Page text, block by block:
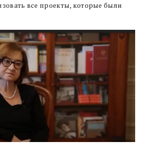
все проекты, которые были